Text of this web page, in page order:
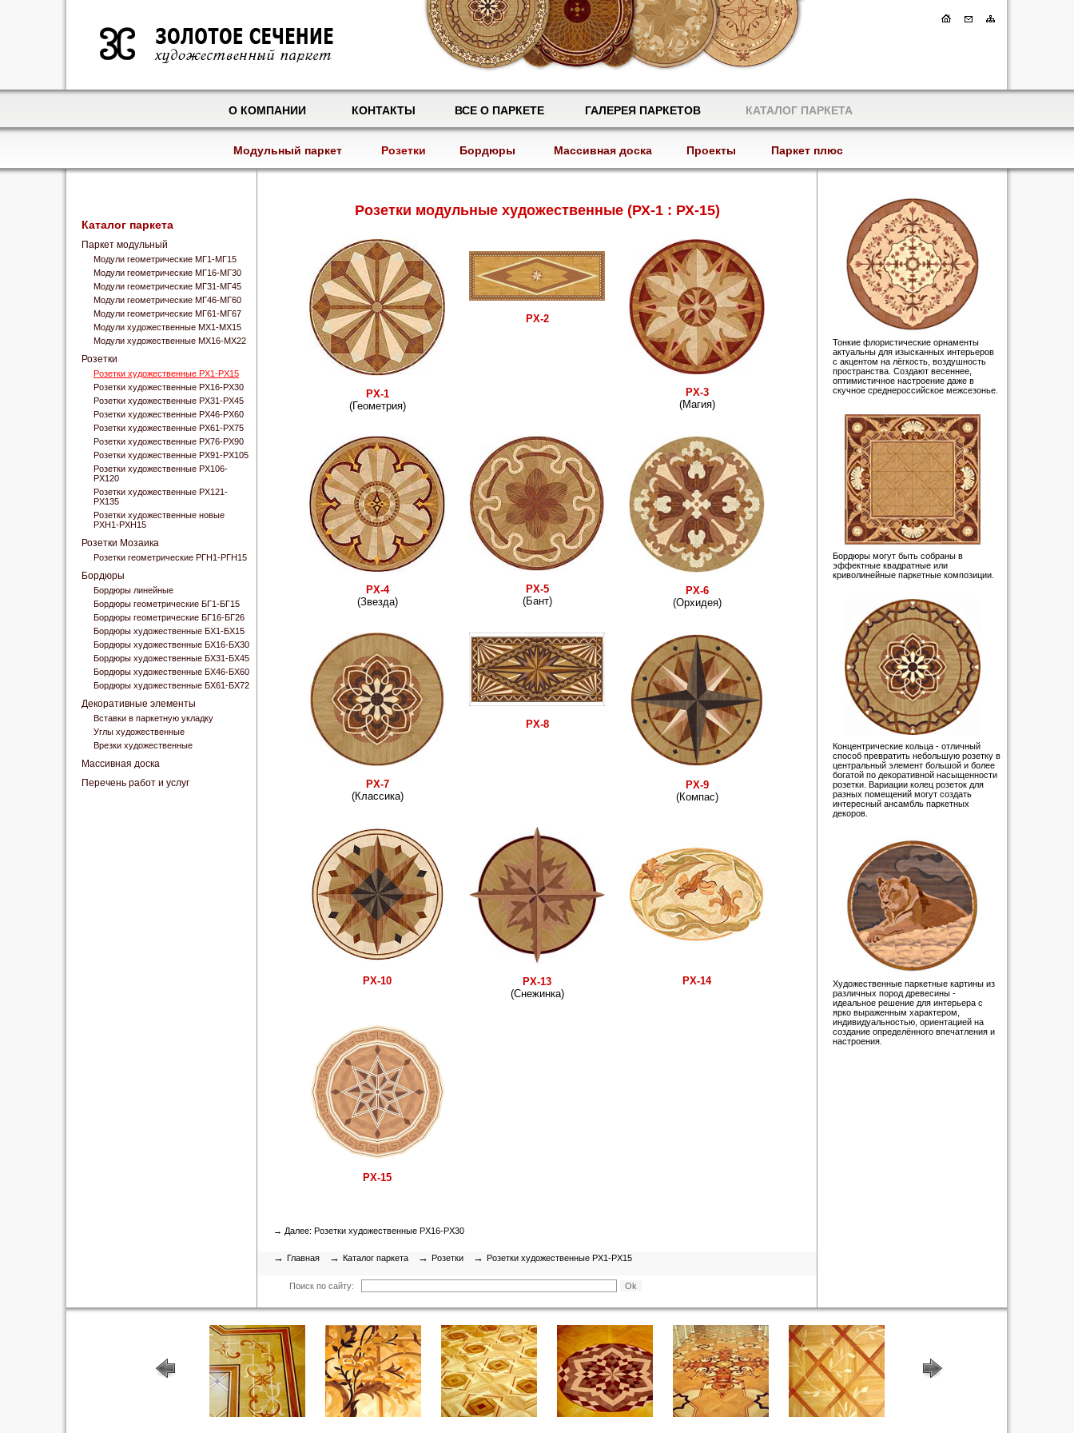
О КОМПАНИИ КОНТАКТЫ ВСЕ О ПАРКЕТЕ ГАЛЕРЕЯ ПАРКЕТОВ КАТАЛОГ ПАРКЕТА
Модульный паркет Розетки Бордюры Массивная доска Проекты Паркет плюс
Каталог паркета
Паркет модульный
Модули геометрические МГ1-МГ15
Модули геометрические МГ16-МГ30
Модули геометрические МГ31-МГ45
Модули геометрические МГ46-МГ60
Модули геометрические МГ61-МГ67
Модули художественные МХ1-МХ15
Модули художественные МХ16-МХ22
Розетки
Розетки художественные РХ1-РХ15
Розетки художественные РХ16-РХ30
Розетки художественные РХ31-РХ45
Розетки художественные РХ46-РХ60
Розетки художественные РХ61-РХ75
Розетки художественные РХ76-РХ90
Розетки художественные РХ91-РХ105
Розетки художественные РХ106-
РХ120
Розетки художественные РХ121-
РХ135
Розетки художественные новые
РХН1-РХН15
Розетки Мозаика
Розетки геометрические РГН1-РГН15
Бордюры
Бордюры линейные
Бордюры геометрические БГ1-БГ15
Бордюры геометрические БГ16-БГ26
Бордюры художественные БХ1-БХ15
Бордюры художественные БХ16-БХ30
Бордюры художественные БХ31-БХ45
Бордюры художественные БХ46-БХ60
Бордюры художественные БХ61-БХ72
Декоративные элементы
Вставки в паркетную укладку
Углы художественные
Врезки художественные
Массивная доска
Перечень работ и услуг
Розетки модульные художественные (РХ-1 : РХ-15)
РХ-1
(Геометрия)
РХ-2
РХ-3
(Магия)
РХ-4
(Звезда)
РХ-5
(Бант)
РХ-6
(Орхидея)
РХ-7
(Классика)
РХ-8
РХ-9
(Компас)
РХ-10
РХ-13
(Снежинка)
РХ-14
РХ-15
→ Далее: Розетки художественные РХ16-РХ30
→ Главная → Каталог паркета → Розетки → Розетки художественные РХ1-РХ15
Поиск по сайту:
Тонкие флористические орнаменты
актуальны для изысканных интерьеров
с акцентом на лёгкость, воздушность
пространства. Создают весеннее,
оптимистичное настроение даже в
скучное среднероссийское межсезонье.
Бордюры могут быть собраны в
эффектные квадратные или
криволинейные паркетные композиции.
Концентрические кольца - отличный
способ превратить небольшую розетку в
центральный элемент большой и более
богатой по декоративной насыщенности
розетки. Вариации колец розеток для
разных помещений могут создать
интересный ансамбль паркетных
декоров.
Художественные паркетные картины из
различных пород древесины -
идеальное решение для интерьера с
ярко выраженным характером,
индивидуальностью, ориентацией на
создание определённого впечатления и
настроения.